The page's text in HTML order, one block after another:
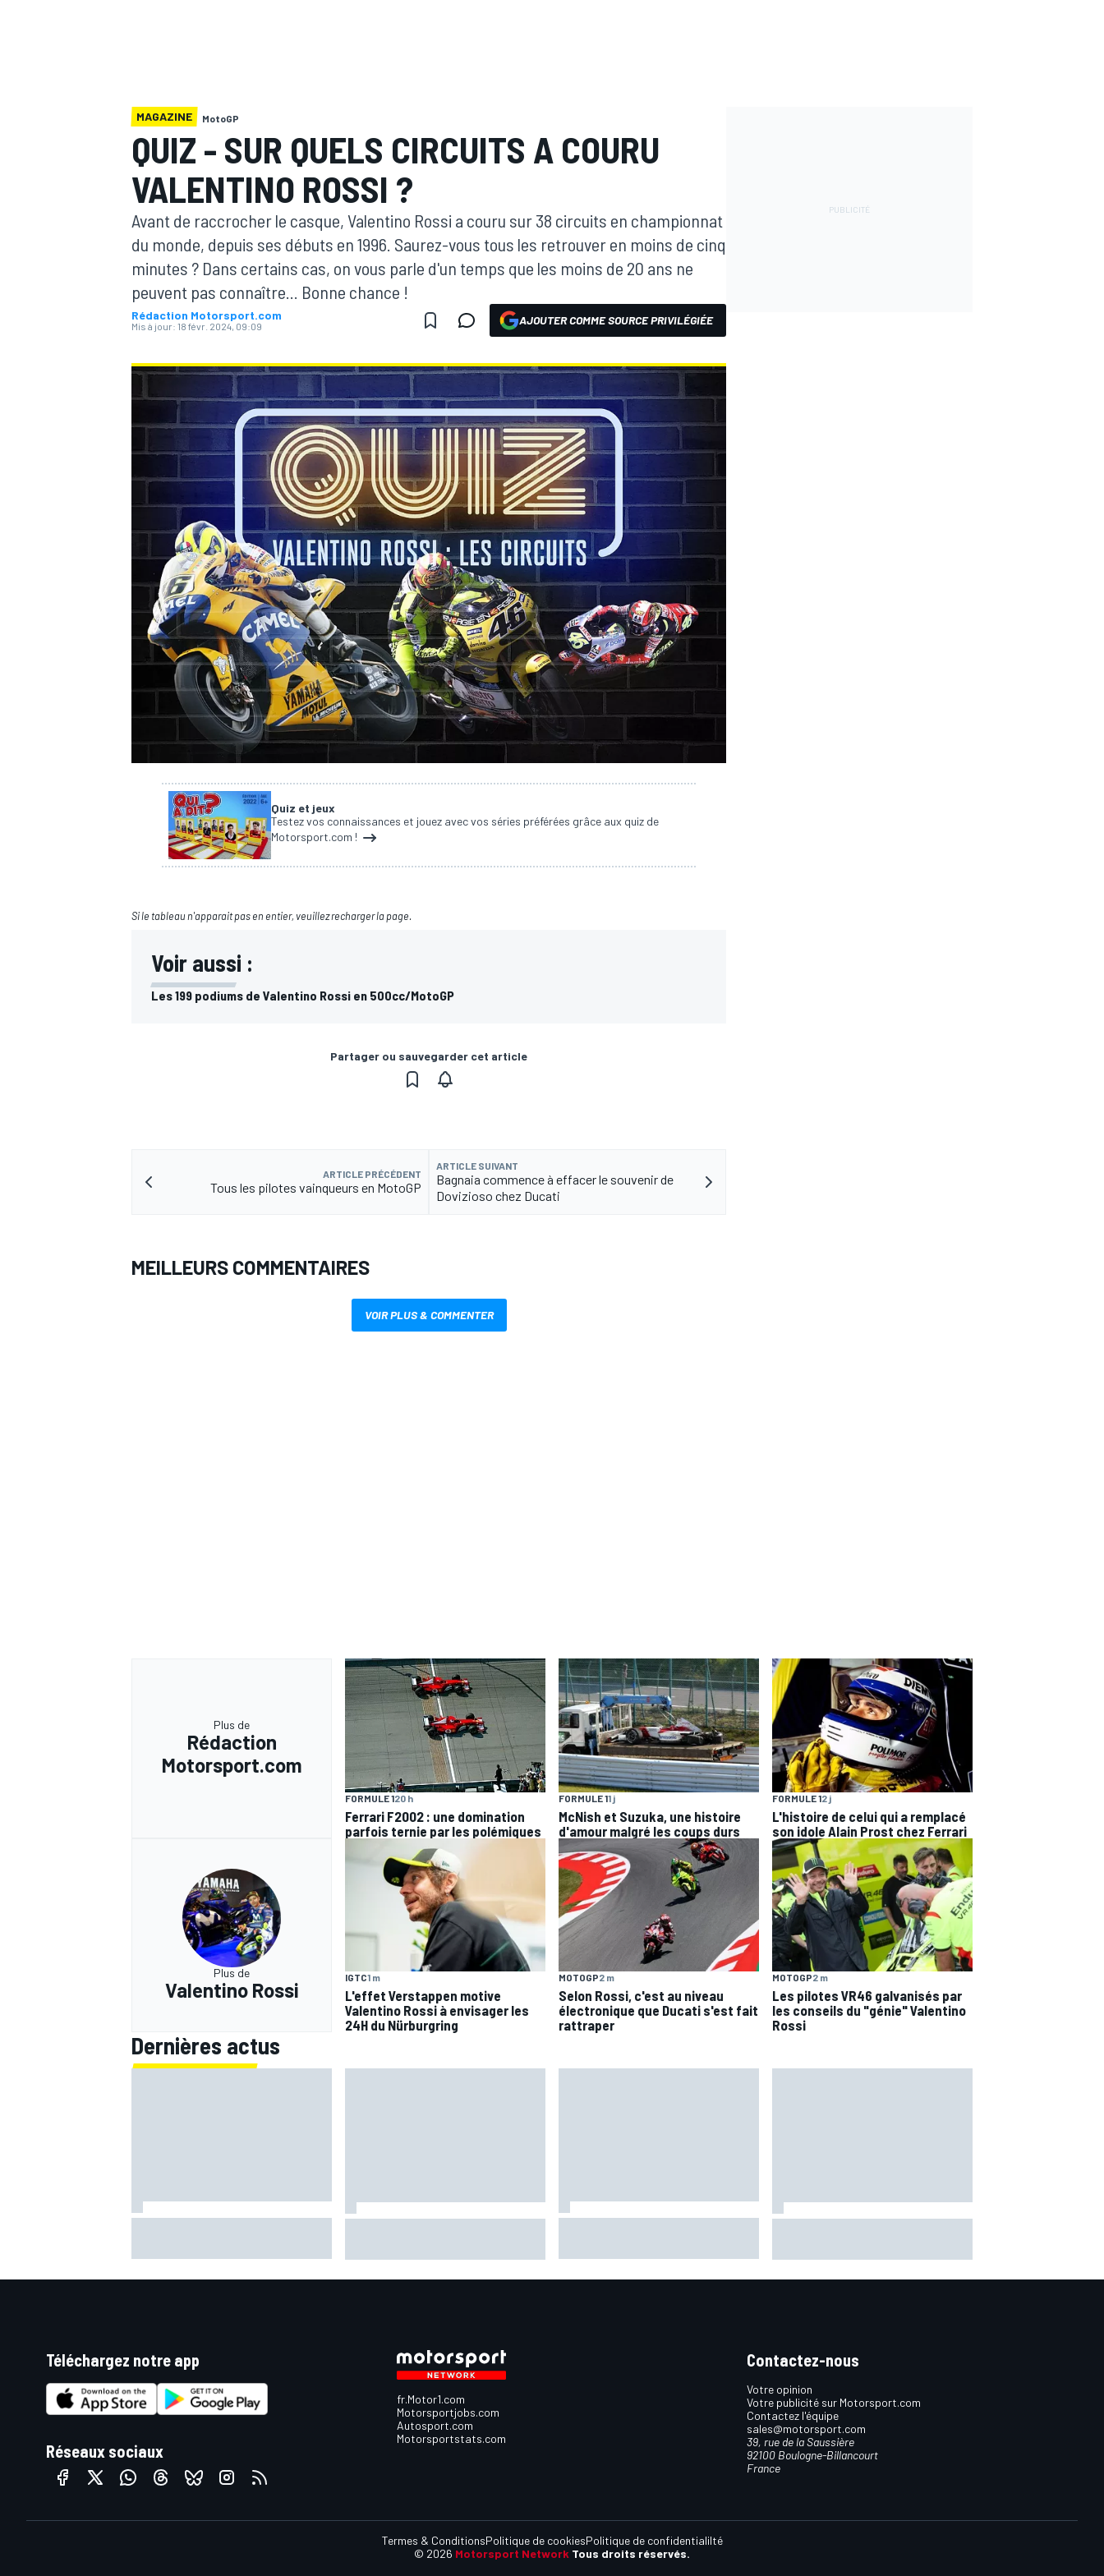
MOTOGP
WRC
WEC
MAGAZINE MotoGP
QUIZ - SUR QUELS CIRCUITS A COURU
VALENTINO ROSSI ?
Avant de raccrocher le casque, Valentino Rossi a couru sur 38 circuits en championnat
du monde, depuis ses débuts en 1996. Saurez-vous tous les retrouver en moins de cinq
minutes ? Dans certains cas, on vous parle d'un temps que les moins de 20 ans ne
peuvent pas connaître... Bonne chance !
Rédaction Motorsport.com
Mis à jour: 18 févr. 2024, 09:09 AJOUTER COMME SOURCE PRIVILÉGIÉE
Quiz et jeux
Testez vos connaissances et jouez avec vos séries préférées grâce aux quiz de
Motorsport.com !
Si le tableau n'apparait pas en entier, veuillez recharger la page.
Voir aussi :
Les 199 podiums de Valentino Rossi en 500cc/MotoGP
Partager ou sauvegarder cet article
ARTICLE PRÉCÉDENT
Tous les pilotes vainqueurs en MotoGP
ARTICLE SUIVANT
Bagnaia commence à effacer le souvenir de
Dovizioso chez Ducati
MEILLEURS COMMENTAIRES
VOIR PLUS & COMMENTER
Plus de
Rédaction
Motorsport.com
FORMULE 120 h
Ferrari F2002 : une domination
parfois ternie par les polémiques
FORMULE 11 j
McNish et Suzuka, une histoire
d'amour malgré les coups durs
FORMULE 12 j
L'histoire de celui qui a remplacé
son idole Alain Prost chez Ferrari
Plus de
Valentino Rossi
IGTC1 m
L'effet Verstappen motive
Valentino Rossi à envisager les
24H du Nürburgring
MOTOGP2 m
Selon Rossi, c'est au niveau
électronique que Ducati s'est fait
rattraper
MOTOGP2 m
Les pilotes VR46 galvanisés par
les conseils du "génie" Valentino
Rossi
Dernières actus
un miracle !"
championnat !"
bagarre
Téléchargez notre app
Réseaux sociaux
fr.Motor1.com
Motorsportjobs.com
Autosport.com
Motorsportstats.com
Contactez-nous
Votre opinion
Votre publicité sur Motorsport.com
Contactez l'équipe
sales@motorsport.com
39, rue de la Saussière
92100 Boulogne-Billancourt
France
© 2026 Motorsport Network Tous droits réservés.
Termes & ConditionsPolitique de cookiesPolitique de confidentialilté